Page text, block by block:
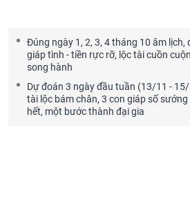
Đúng ngày 1, 2, 3, 4 tháng 10 âm lịch,
giáp tình - tiền rực rỡ, lộc tài cuồn
song hành
Dự đoán 3 ngày đầu tuần (13/11 -
tài lộc bám chân, 3 con giáp số
hết, một bước thành đại gia